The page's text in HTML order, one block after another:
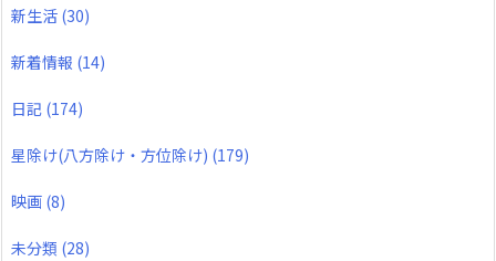
新生活 (30)
新着情報 (14)
日記 (174)
星除け(八方除け・方位除け) (179)
映画 (8)
未分類 (28)